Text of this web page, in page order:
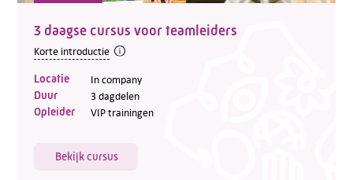
3 daagse cursus voor teamleiders
Korte introductie
Locatie In company
Duur 3 dagdelen
Opleider VIP trainingen
Bekijk cursus